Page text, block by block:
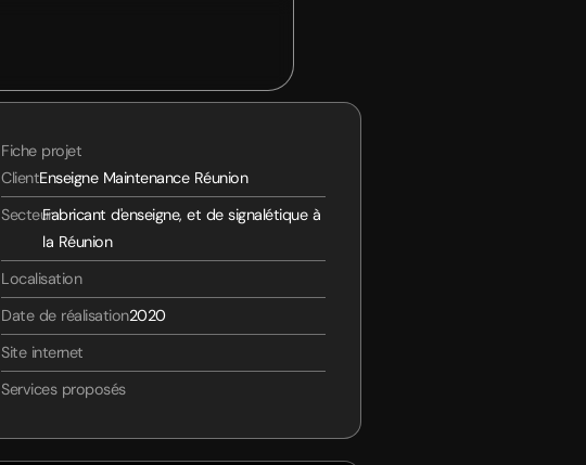
Fiche projet
ClientEnseigne Maintenance Réunion
SecteurFabricant d'enseigne, et de signalétique à
la Réunion
Localisation
Date de réalisation2020
Site internet
Services proposés